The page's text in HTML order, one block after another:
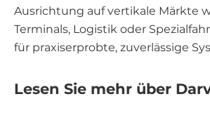
Ausrichtung auf vertikale Märkte
Terminals, Logistik oder
für praxiserprobte, zuverlässige
Lesen Sie mehr über